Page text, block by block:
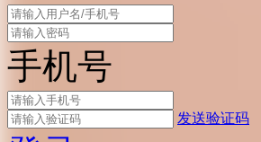
手机号
发送验证码